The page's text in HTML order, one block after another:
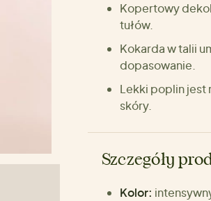
Kopertowy
tułów.
Kokarda w talii
dopasowanie.
Lekki poplin jest
skóry.
Szczegóły
Kolor: